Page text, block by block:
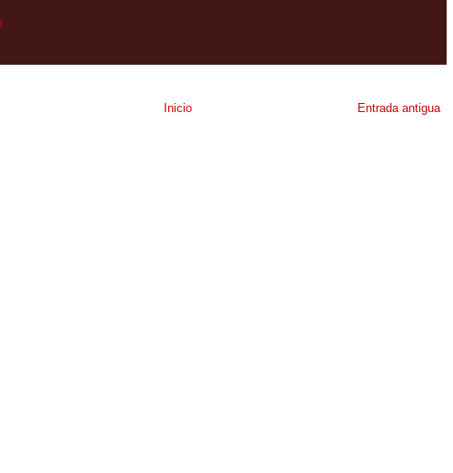
Entrada antigua
Inicio